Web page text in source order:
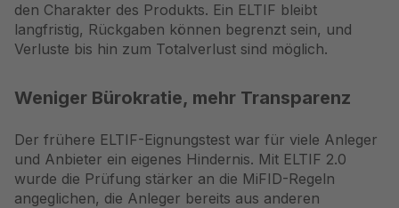
den Charakter des Produkts. Ein ELTIF bleibt
langfristig, Rückgaben können begrenzt sein, und
Verluste bis hin zum Totalverlust sind möglich.
Weniger Bürokratie, mehr Transparenz
Der frühere ELTIF-Eignungstest war für viele Anleger
und Anbieter ein eigenes Hindernis. Mit ELTIF 2.0
wurde die Prüfung stärker an die MiFID-Regeln
angeglichen, die Anleger bereits aus anderen